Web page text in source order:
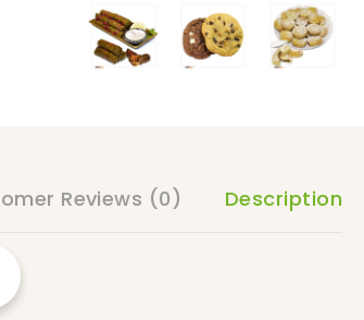
Description
Reviews (0)